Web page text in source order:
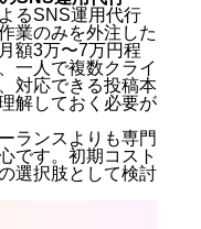
るSNS運用代行
業のみを外注した
額3万〜7万円程
一人で複数クライ
対応できる投稿本
解しておく必要が
ランスよりも専門
です。初期コスト
選択肢として検討